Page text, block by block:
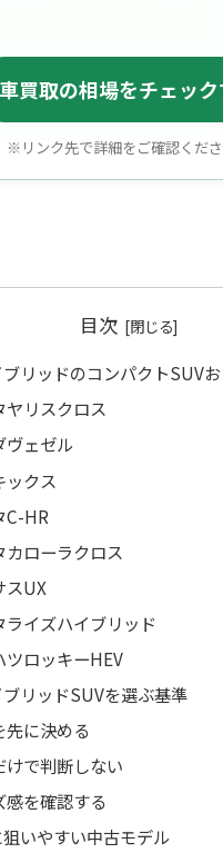
車買取の相場をチェック
※リンク先で詳細をご確認くださ
目次
リッドのコンパクトSUV
ヤリスクロス
ヴェゼル
ックス
C-HR
カローラクロス
スUX
ライズハイブリッド
ツロッキーHEV
リッドSUVを選ぶ基準
先に決める
けで判断しない
感を確認する
いやすい中古モデル